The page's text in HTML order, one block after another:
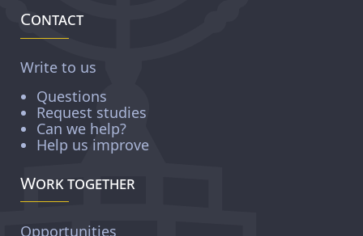
Contact
Write to us
Questions
Request studies
Can we help?
Help us improve
Work together
Opportunities